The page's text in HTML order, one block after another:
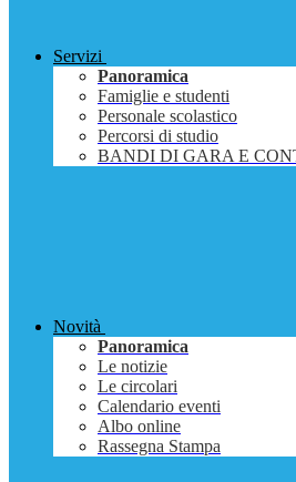
Servizi
Panoramica
Famiglie e studenti
Personale scolastico
Percorsi di studio
BANDI DI GARA E
Novità
Panoramica
Le notizie
Le circolari
Calendario eventi
Albo online
Rassegna Stampa